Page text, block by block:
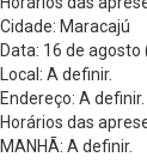
Cidade: Maracajú
Data: 16 de
Local: A definir.
Endereço: A definir.
Horários das
MANHÃ: A definir.